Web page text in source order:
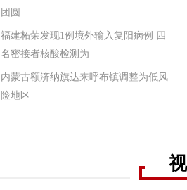
团圆
福建柘荣发现1例境外输入复阳病例 四
名密接者核酸检测为
内蒙古额济纳旗达来呼布镇调整为低风
险地区